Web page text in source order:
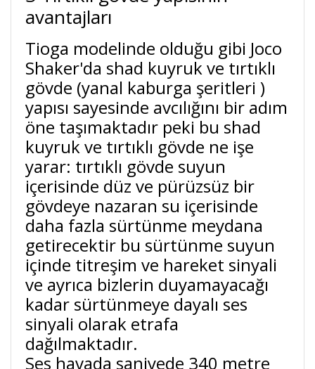
avantajları
Tioga modelinde olduğu gibi Joco
Shaker'da shad kuyruk ve tırtıklı
gövde (yanal kaburga şeritleri )
yapısı sayesinde avcılığını bir adım
öne taşımaktadır peki bu shad
kuyruk ve tırtıklı gövde ne işe
yarar: tırtıklı gövde suyun
içerisinde düz ve pürüzsüz bir
gövdeye nazaran su içerisinde
daha fazla sürtünme meydana
getirecektir bu sürtünme suyun
içinde titreşim ve hareket sinyali
ve ayrıca bizlerin duyamayacağı
kadar sürtünmeye dayalı ses
sinyali olarak etrafa
dağılmaktadır.
Ses havada saniyede 340 metre